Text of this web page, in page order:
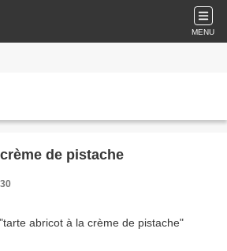
MENU
de pistache